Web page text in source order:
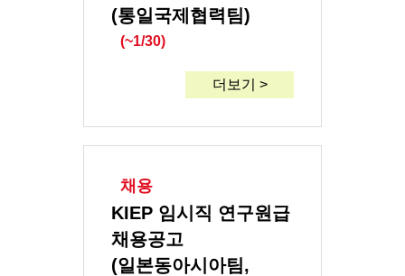
(통일국제협력팀)
(~1/30)
더보기 >
채용
KIEP 임시직 연구원급
채용공고
(일본동아시아팀,